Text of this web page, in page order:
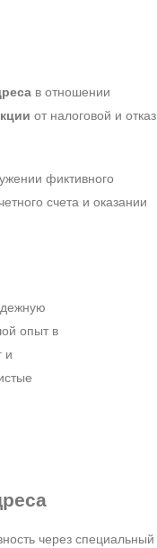
в отношении
от налоговой и отказ
фиктивного
счета и оказании
опыт в
и
через специальный